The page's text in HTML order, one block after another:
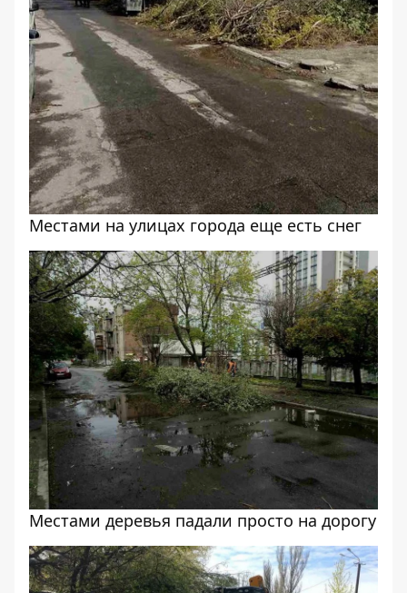
Местами на улицах города еще есть снег
Местами деревья падали просто на дорогу